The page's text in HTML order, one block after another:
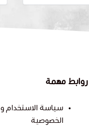
روابط مهمة
سياسة الاستخدام و
الخصوصية